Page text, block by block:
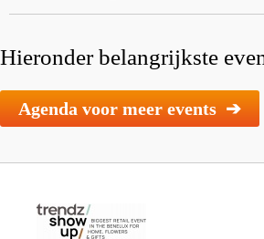
Hieronder belangrijkste
Agenda voor meer events ➔